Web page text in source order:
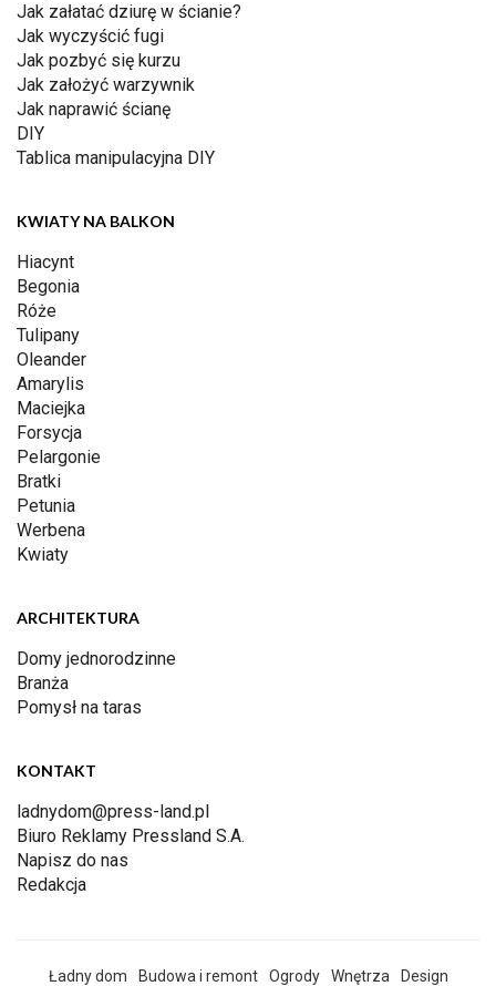
Jak załatać dziurę w ścianie?
Jak wyczyścić fugi
Jak pozbyć się kurzu
Jak założyć warzywnik
Jak naprawić ścianę
DIY
Tablica manipulacyjna DIY
KWIATY NA BALKON
Hiacynt
Begonia
Róże
Tulipany
Oleander
Amarylis
Maciejka
Forsycja
Pelargonie
Bratki
Petunia
Werbena
Kwiaty
ARCHITEKTURA
Domy jednorodzinne
Branża
Pomysł na taras
KONTAKT
ladnydom@press-land.pl
Biuro Reklamy Pressland S.A.
Napisz do nas
Redakcja
Ładny dom Budowa i remont Ogrody Wnętrza Design